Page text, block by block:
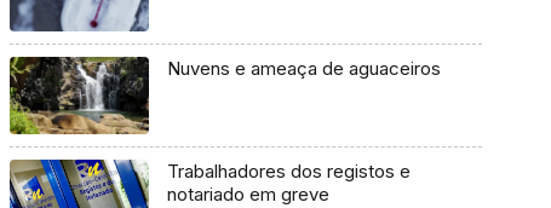
Nuvens e ameaça de aguaceiros
Trabalhadores dos registos e
notariado em greve